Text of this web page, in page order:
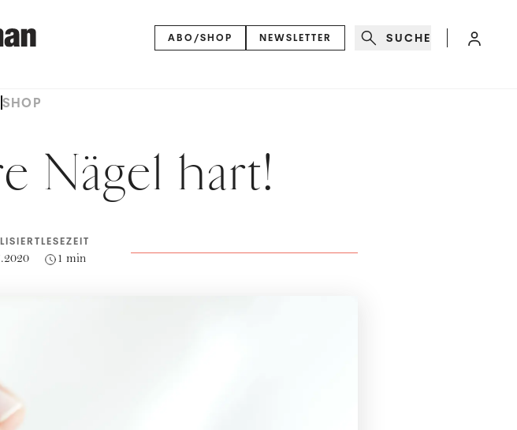
ABO/SHOP NEWSLETTER SUCHE
SHOP
Nägel hart!
LESEZEIT
1 min